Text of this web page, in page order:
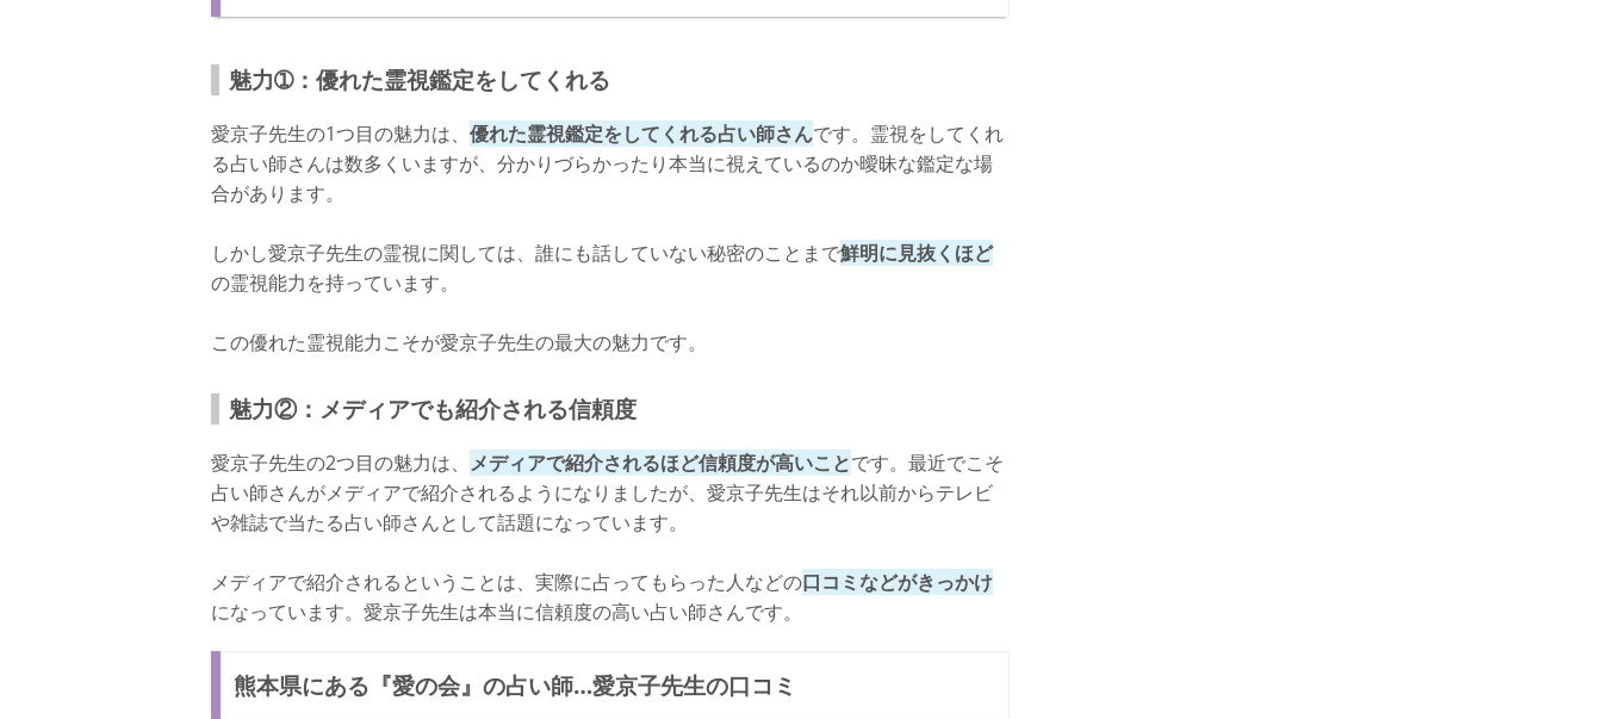
魅力➀：優れた霊視鑑定をしてくれる
愛京子先生の1つ目の魅力は、 優れた霊視鑑定をしてくれる占い師さんです。霊視をしてくれ
る占い師さんは数多くいますが、分かりづらかったり本当に視えているのか曖昧な鑑定な場
合があります。
しかし愛京子先生の霊視に関しては、誰にも話していない秘密のことまで鮮明に見抜くほど
の霊視能力を持っています。
この優れた霊視能力こそが愛京子先生の最大の魅力です。
魅力②：メディアでも紹介される信頼度
愛京子先生の2つ目の魅力は、 メディアで紹介されるほど信頼度が高いことです。最近でこそ
占い師さんがメディアで紹介されるようになりましたが、愛京子先生はそれ以前からテレビ
や雑誌で当たる占い師さんとして話題になっています。
メディアで紹介されるということは、実際に占ってもらった人などの口コミなどがきっかけ
になっています。愛京子先生は本当に信頼度の高い占い師さんです。
熊本県にある『愛の会』の占い師…愛京子先生の口コミ